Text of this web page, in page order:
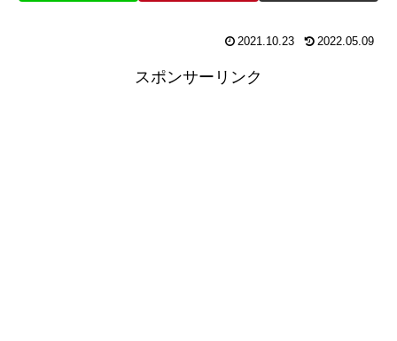
2021.10.23 2022.05.09
スポンサーリンク